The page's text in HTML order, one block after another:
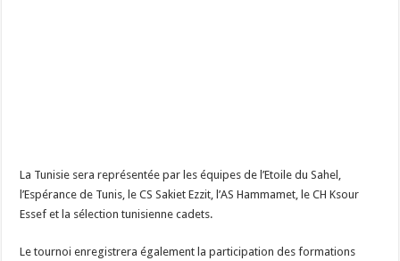
La Tunisie sera représentée par les équipes de l’Etoile du Sahel,
l’Espérance de Tunis, le CS Sakiet Ezzit, l’AS Hammamet, le CH Ksour
Essef et la sélection tunisienne cadets.
Le tournoi enregistrera également la participation des formations